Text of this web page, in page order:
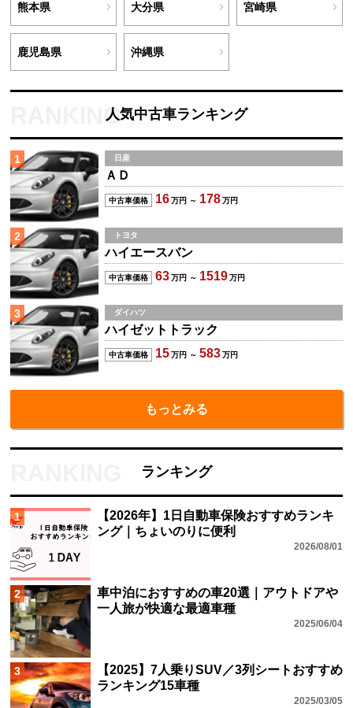
熊本県 大分県 宮崎県
鹿児島県 沖縄県
人気中古車ランキング
1 日産
ＡＤ
中古車価格 16万円 ～ 178万円
2 トヨタ
ハイエースバン
中古車価格 63万円 ～ 1519万円
3 ダイハツ
ハイゼットトラック
中古車価格 15万円 ～ 583万円
もっとみる
ランキング
1
【2026年】1日自動車保険おすすめランキ
ング｜ちょいのりに便利
2026/08/01
2
車中泊におすすめの車20選｜アウトドアや
一人旅が快適な最適車種
2025/06/04
3
【2025】7人乗りSUV／3列シートおすすめ
ランキング15車種
2025/03/05